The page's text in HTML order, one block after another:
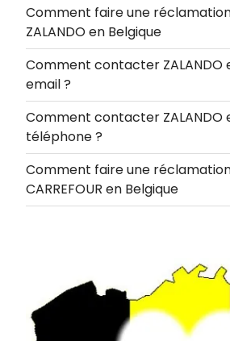
Comment faire une
ZALANDO en Belgique
Comment contacter ZALANDO
email ?
Comment contacter ZALANDO
téléphone ?
Comment faire une
CARREFOUR en Belgique